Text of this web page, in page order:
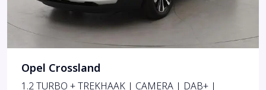
Opel Crossland
1.2 TURBO + TREKHAAK | CAMERA | DAB+ |